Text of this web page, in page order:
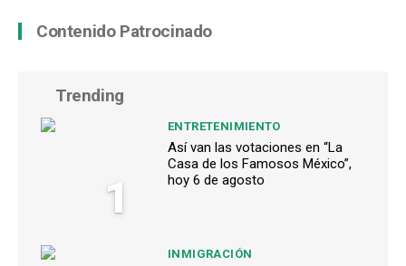
Contenido Patrocinado
Trending
1
ENTRETENIMIENTO
Así van las votaciones en “La
Casa de los Famosos México”,
hoy 6 de agosto
INMIGRACIÓN